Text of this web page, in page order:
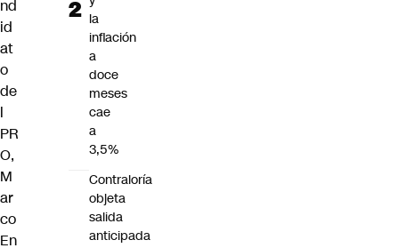
nd
id
at
o
de
l
PR
O,
M
ar
co
En
la
inflación
a
doce
meses
cae
a
3,5%
Contraloría
objeta
salida
anticipada